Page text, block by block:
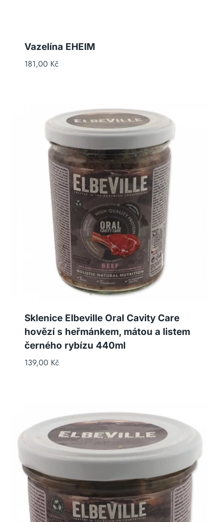
Vazelína EHEIM
181,00 Kč
Sklenice Elbeville Oral Cavity Care
hovězí s heřmánkem, mátou a listem
černého rybízu 440ml
139,00 Kč